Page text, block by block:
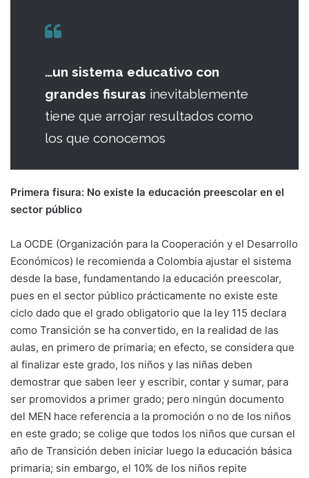
…un sistema educativo con
grandes fisuras inevitablemente
tiene que arrojar resultados como
los que conocemos
Primera fisura: No existe la educación preescolar en el
sector público
La OCDE (Organización para la Cooperación y el Desarrollo
Económicos) le recomienda a Colombia ajustar el sistema
desde la base, fundamentando la educación preescolar,
pues en el sector público prácticamente no existe este
ciclo dado que el grado obligatorio que la ley 115 declara
como Transición se ha convertido, en la realidad de las
aulas, en primero de primaria; en efecto, se considera que
al finalizar este grado, los niños y las niñas deben
demostrar que saben leer y escribir, contar y sumar, para
ser promovidos a primer grado; pero ningún documento
del MEN hace referencia a la promoción o no de los niños
en este grado; se colige que todos los niños que cursan el
año de Transición deben iniciar luego la educación básica
primaria; sin embargo, el 10% de los niños repite